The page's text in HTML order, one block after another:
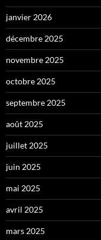
janvier 2026
décembre 2025
novembre 2025
octobre 2025
septembre 2025
août 2025
juillet 2025
juin 2025
mai 2025
avril 2025
mars 2025